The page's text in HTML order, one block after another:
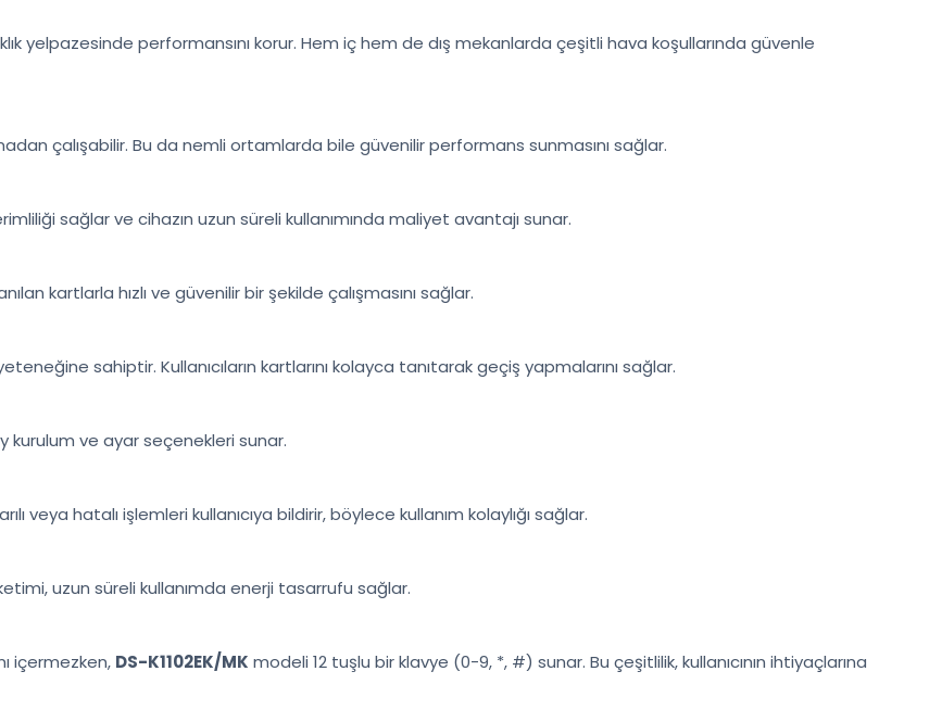
yelpazesinde performansını korur. Hem iç hem de dış mekanlarda çeşitli hava koşullarında güvenle
çalışabilir. Bu da nemli ortamlarda bile güvenilir performans sunmasını sağlar.
sağlar ve cihazın uzun süreli kullanımında maliyet avantajı sunar.
kartlarla hızlı ve güvenilir bir şekilde çalışmasını sağlar.
sahiptir. Kullanıcıların kartlarını kolayca tanıtarak geçiş yapmalarını sağlar.
kurulum ve ayar seçenekleri sunar.
veya hatalı işlemleri kullanıcıya bildirir, böylece kullanım kolaylığı sağlar.
uzun süreli kullanımda enerji tasarrufu sağlar.
içermezken, DS-K1102EK/MK modeli 12 tuşlu bir klavye (0-9, *, #) sunar. Bu çeşitlilik, kullanıcının ihtiyaçlarına